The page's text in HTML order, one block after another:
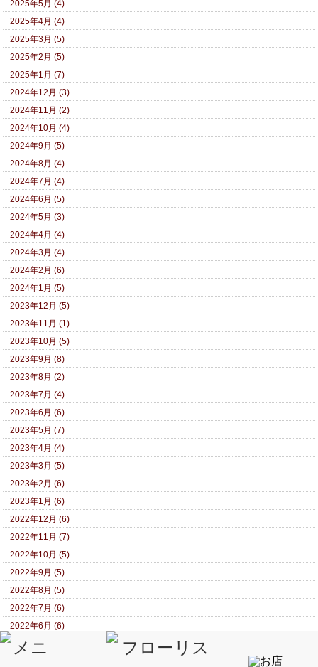
2025年5月 (4)
2025年4月 (4)
2025年3月 (5)
2025年2月 (5)
2025年1月 (7)
2024年12月 (3)
2024年11月 (2)
2024年10月 (4)
2024年9月 (5)
2024年8月 (4)
2024年7月 (4)
2024年6月 (5)
2024年5月 (3)
2024年4月 (4)
2024年3月 (4)
2024年2月 (6)
2024年1月 (5)
2023年12月 (5)
2023年11月 (1)
2023年10月 (5)
2023年9月 (8)
2023年8月 (2)
2023年7月 (4)
2023年6月 (6)
2023年5月 (7)
2023年4月 (4)
2023年3月 (5)
2023年2月 (6)
2023年1月 (6)
2022年12月 (6)
2022年11月 (7)
2022年10月 (5)
2022年9月 (5)
2022年8月 (5)
2022年7月 (6)
2022年6月 (6)
2022年5月 (6)